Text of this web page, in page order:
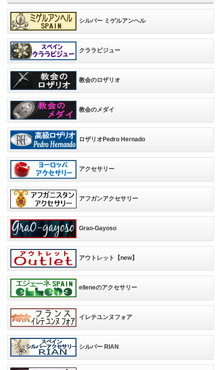
シルバー ミゲルアンヘル
クララビジュー
教会のロザリオ
教会のメダイ
ロザリオPedro Hernado
アクセサリー
アフガンアクセサリー
Grao-Gayoso
アウトレット【new】
elleneのアクセサリー
イレテユンヌフォア
シルバー RIAN